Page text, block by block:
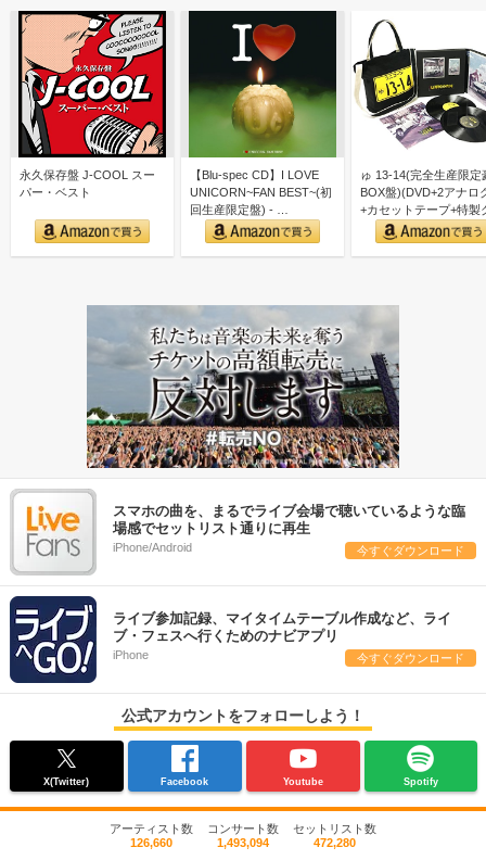
永久保存盤 J-COOL スー
パー・ベスト
【Blu-spec CD】I LOVE
UNICORN~FAN BEST~(初
回生産限定盤) - …
ゅ 13-14(完全生産限定
BOX盤)(DVD+2アナロ
+カセットテープ+特製
ズ付)
スマホの曲を、まるでライブ会場で聴いているような臨
場感でセットリスト通りに再生
iPhone/Android 今すぐダウンロード
ライブ参加記録、マイタイムテーブル作成など、ライ
ブ・フェスへ行くためのナビアプリ
iPhone 今すぐダウンロード
公式アカウントをフォローしよう！
X(Twitter) Facebook Youtube Spotify
アーティスト数
126,660
コンサート数
1,493,094
セットリスト数
472,280